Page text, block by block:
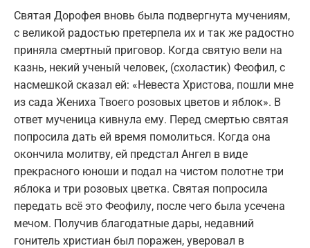
Святая Дорофея вновь была подвергнута мучениям,
с великой радостью претерпела их и так же радостно
приняла смертный приговор. Когда святую вели на
казнь, некий ученый человек, (схоластик) Феофил, с
насмешкой сказал ей: «Невеста Христова, пошли мне
из сада Жениха Твоего розовых цветов и яблок». В
ответ мученица кивнула ему. Перед смертью святая
попросила дать ей время помолиться. Когда она
окончила молитву, ей предстал Ангел в виде
прекрасного юноши и подал на чистом полотне три
яблока и три розовых цветка. Святая попросила
передать всё это Феофилу, после чего была усечена
мечом. Получив благодатные дары, недавний
гонитель христиан был поражен, уверовал в